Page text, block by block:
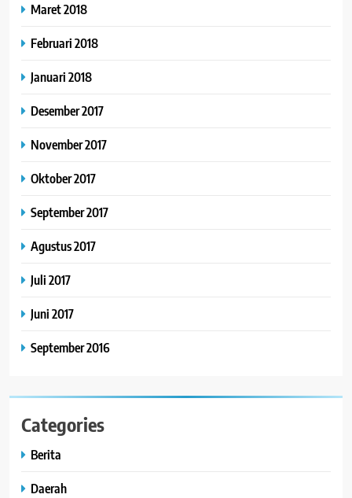
Maret 2018
Februari 2018
Januari 2018
Desember 2017
November 2017
Oktober 2017
September 2017
Agustus 2017
Juli 2017
Juni 2017
September 2016
Categories
Berita
Daerah